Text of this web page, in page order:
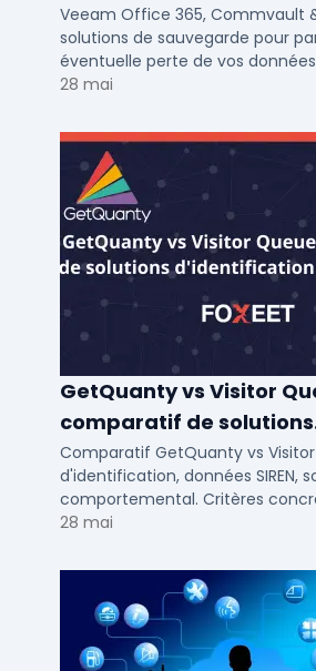
Netapp
Veeam Office 365, Commvault
solutions de sauvegarde pour
éventuelle perte de vos
Voici notre ...
28 mai
GetQuanty vs Visitor
comparatif de solutions
d'identification visiteurs
Comparatif GetQuanty vs
d'identification, données SIREN,
comportemental. Critères
votre solution de lead generation
28 mai